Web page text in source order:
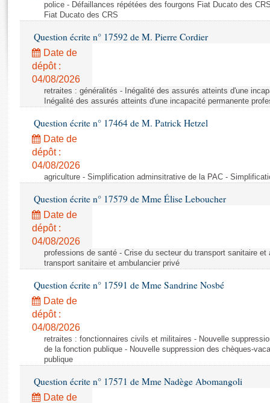
Rapports législatifs
Rapports sur l'application des lois
Baromètre de l’application des lois
Dossiers législatifs
Budget et sécurité sociale
Questions écrites et orales
Comptes rendus des débats
Anciennes législatures
police - Défaillances répétées des fourgons Fiat Ducato des
Fiat Ducato des CRS
Question écrite n° 17592 de M. Pierre Cordier
Date de
dépôt :
04/08/2026
retraites : généralités - Inégalité des assurés atteints d'une
Inégalité des assurés atteints d'une incapacité permanente
Question écrite n° 17464 de M. Patrick Hetzel
Date de
dépôt :
04/08/2026
agriculture - Simplification adminsitrative de la PAC -
Question écrite n° 17579 de Mme Élise Leboucher
Date de
dépôt :
04/08/2026
professions de santé - Crise du secteur du transport sanitaire
transport sanitaire et ambulancier privé
Question écrite n° 17591 de Mme Sandrine Nosbé
Date de
dépôt :
04/08/2026
retraites : fonctionnaires civils et militaires - Nouvelle
de la fonction publique - Nouvelle suppression des chèques-
publique
Question écrite n° 17571 de Mme Nadège Abomangoli
Date de